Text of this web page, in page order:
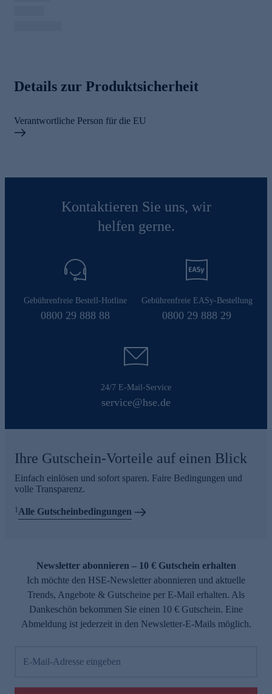
Details zur Produktsicherheit
Verantwortliche Person für die EU
Kontaktieren Sie uns, wir
helfen gerne.
Gebührenfreie Bestell-Hotline
0800 29 888 88
Gebührenfreie EASy-Bestellung
0800 29 888 29
24/7 E-Mail-Service
service@hse.de
Ihre Gutschein-Vorteile auf einen Blick
Einfach einlösen und sofort sparen. Faire Bedingungen und
volle Transparenz.
1 Alle Gutscheinbedingungen
Newsletter abonnieren – 10 € Gutschein erhalten
Ich möchte den HSE-Newsletter abonnieren und aktuelle
Trends, Angebote & Gutscheine per E-Mail erhalten. Als
Dankeschön bekommen Sie einen 10 € Gutschein. Eine
Abmeldung ist jederzeit in den Newsletter-E-Mails möglich.
E-Mail-Adresse eingeben